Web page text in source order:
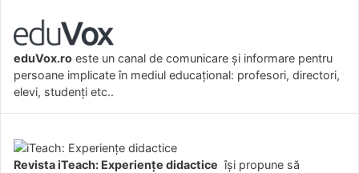
eduVox.ro este un canal de comunicare și informare pentru
persoane implicate în mediul educațional: profesori, directori,
elevi, studenți etc..
Revista iTeach: Experienţe didactice îşi propune să